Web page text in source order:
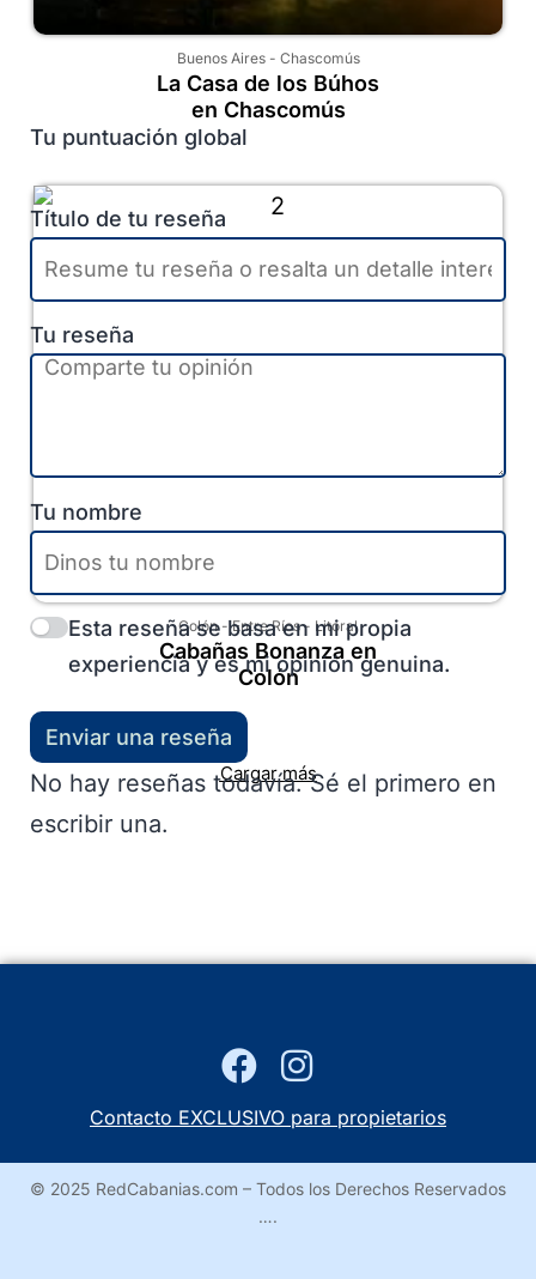
Buenos Aires- Chascomús
La Casa de los Búhos
en Chascomús
Colón-Entre Ríos- Litoral
Cabañas Bonanza en
Colón
Cargar más
Tu puntuación global
Título de tu reseña
Tu reseña
Tu nombre
Esta reseña se basa en mi propia
experiencia y es mi opinión genuina.
Enviar una reseña
No hay reseñas todavía. Sé el primero en
escribir una.
Contacto EXCLUSIVO para propietarios
© 2025 RedCabanias.com – Todos los Derechos Reservados
….